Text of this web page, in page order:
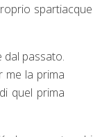
spartiacque
dal passato.
me la prima
quel prima